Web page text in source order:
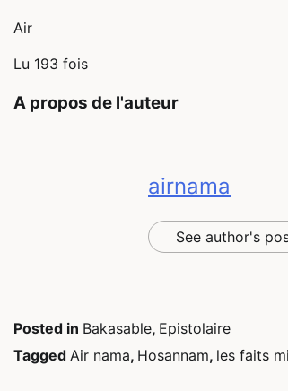
Air
Lu 193 fois
A propos de l'auteur
airnama
See author's
Posted in Bakasable, Epistolaire
Tagged Air nama, Hosannam, les faits